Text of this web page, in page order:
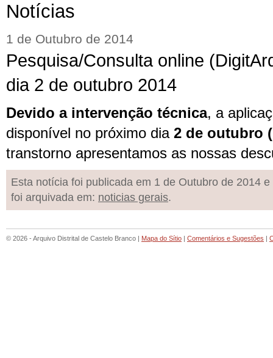
Notícias
1 de Outubro de 2014
Pesquisa/Consulta online
dia 2 de outubro 2014
Devido a intervenção técnica, a
disponível no próximo dia 2 de outubro
transtorno apresentamos as nossas
Esta notícia foi publicada em 1 de Outubro de 2014 e
foi arquivada em: noticias gerais.
© 2026 - Arquivo Distrital de Castelo Branco | Mapa do Sítio | Comentários e Sugestões |